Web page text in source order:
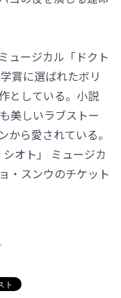
ュージカル「ドクト
賞に選ばれたボリ
としている。小説
美しいラブストー
から愛されている。
オト」 ミュージカ
・スンウのチケット